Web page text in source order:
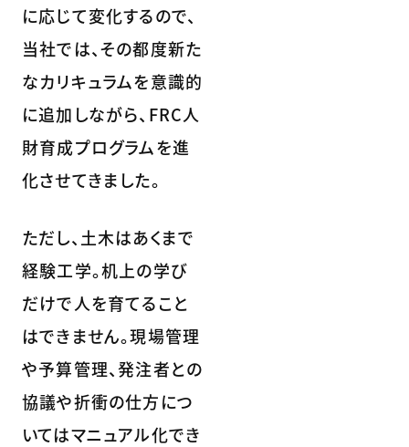
に応じて変化するので、
当社では、その都度新た
なカリキュラムを意識的
に追加しながら、FRC人
財育成プログラムを進
化させてきました。
ただし、土木はあくまで
経験工学。机上の学び
だけで人を育てること
はできません。現場管理
や予算管理、発注者との
協議や折衝の仕方につ
いてはマニュアル化でき